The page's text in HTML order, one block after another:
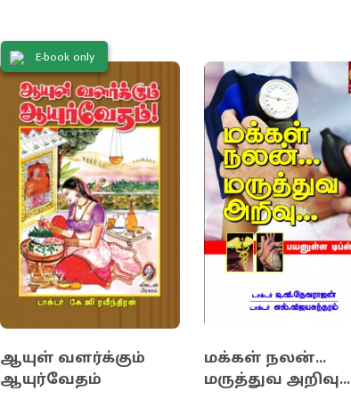
E-book only
ஆயுள் வளர்க்கும்
ஆயுர்வேதம்
மக்கள் நலன்...
மருத்துவ அறிவு...